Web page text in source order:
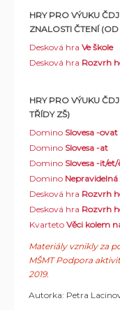
HRY PRO VÝUKU
ZNALOSTI ČTENÍ (OD
Desková hra Ve škole
Desková hra Rozvrh
HRY PRO VÝUKU
TŘÍDY ZŠ)
Domino Slovesa -ovat
Domino Slovesa -at
Domino Slovesa -it/
Domino Nepravidelná
Desková hra Rozvrh
Desková hra Rozvrh
Kvarteto Věci kolem
Materiály vznikly za
MŠMT Podpora
2019.
Autorka: Petra